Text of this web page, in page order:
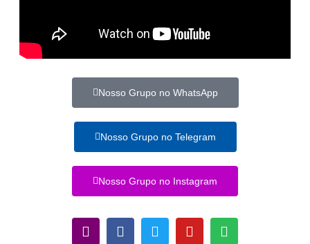
Nosso Grupo no WhatsApp
Nosso Grupo no Telegram
Nosso Grupo no Instagram